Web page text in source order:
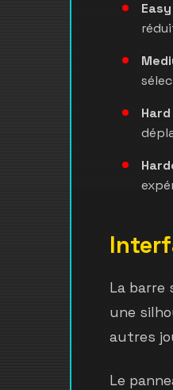
La barre
une
autres
Le